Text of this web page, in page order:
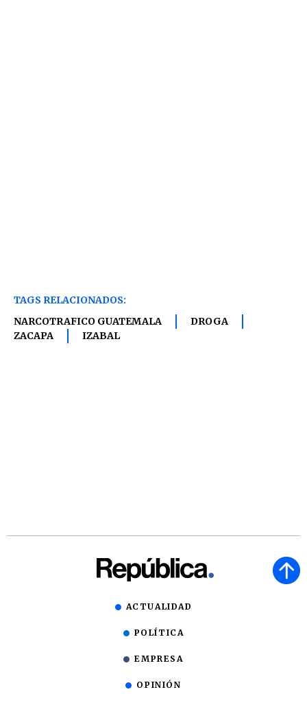
TAGS RELACIONADOS:
NARCOTRAFICO GUATEMALA
DROGA
ZACAPA
IZABAL
ACTUALIDAD
POLÍTICA
EMPRESA
OPINIÓN